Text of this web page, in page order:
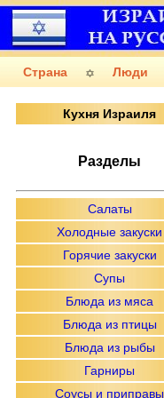
Страна Люди
Кухня Израиля
Разделы
Салаты
Холодные закуски
Горячие закуски
Супы
Блюда из мяса
Блюда из птицы
Блюда из рыбы
Гарниры
Соусы и приправы